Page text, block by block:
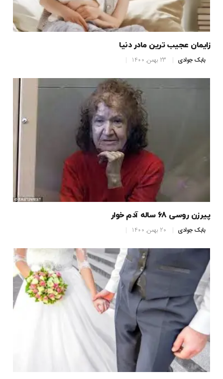
زایمان عجیب ترین مادر دنیا
بابک جوادی 23 بهمن, 1400
پیرزن روسی 68 ساله آدم خوار
بابک جوادی 20 بهمن, 1400